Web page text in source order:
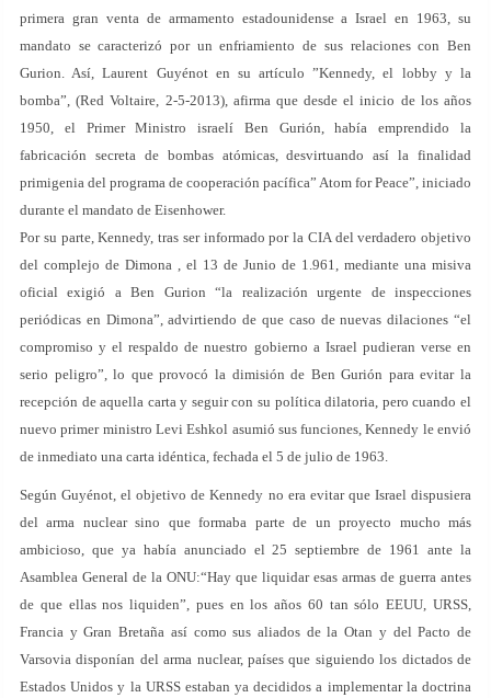
primera gran venta de armamento estadounidense a Israel en 1963, su
mandato se caracterizó por un enfriamiento de sus relaciones con Ben
Gurion. Así, Laurent Guyénot en su artículo ”Kennedy, el lobby y la
bomba”, (Red Voltaire, 2-5-2013), afirma que desde el inicio de los años
1950, el Primer Ministro israelí Ben Gurión, había emprendido la
fabricación secreta de bombas atómicas, desvirtuando así la finalidad
primigenia del programa de cooperación pacífica” Atom for Peace”, iniciado
durante el mandato de Eisenhower.
Por su parte, Kennedy, tras ser informado por la CIA del verdadero objetivo
del complejo de Dimona , el 13 de Junio de 1.961, mediante una misiva
oficial exigió a Ben Gurion “la realización urgente de inspecciones
periódicas en Dimona”, advirtiendo de que caso de nuevas dilaciones “el
compromiso y el respaldo de nuestro gobierno a Israel pudieran verse en
serio peligro”, lo que provocó la dimisión de Ben Gurión para evitar la
recepción de aquella carta y seguir con su política dilatoria, pero cuando el
nuevo primer ministro Levi Eshkol asumió sus funciones, Kennedy le envió
de inmediato una carta idéntica, fechada el 5 de julio de 1963.
Según Guyénot, el objetivo de Kennedy no era evitar que Israel dispusiera
del arma nuclear sino que formaba parte de un proyecto mucho más
ambicioso, que ya había anunciado el 25 septiembre de 1961 ante la
Asamblea General de la ONU:“Hay que liquidar esas armas de guerra antes
de que ellas nos liquiden”, pues en los años 60 tan sólo EEUU, URSS,
Francia y Gran Bretaña así como sus aliados de la Otan y del Pacto de
Varsovia disponían del arma nuclear, países que siguiendo los dictados de
Estados Unidos y la URSS estaban ya decididos a implementar la doctrina